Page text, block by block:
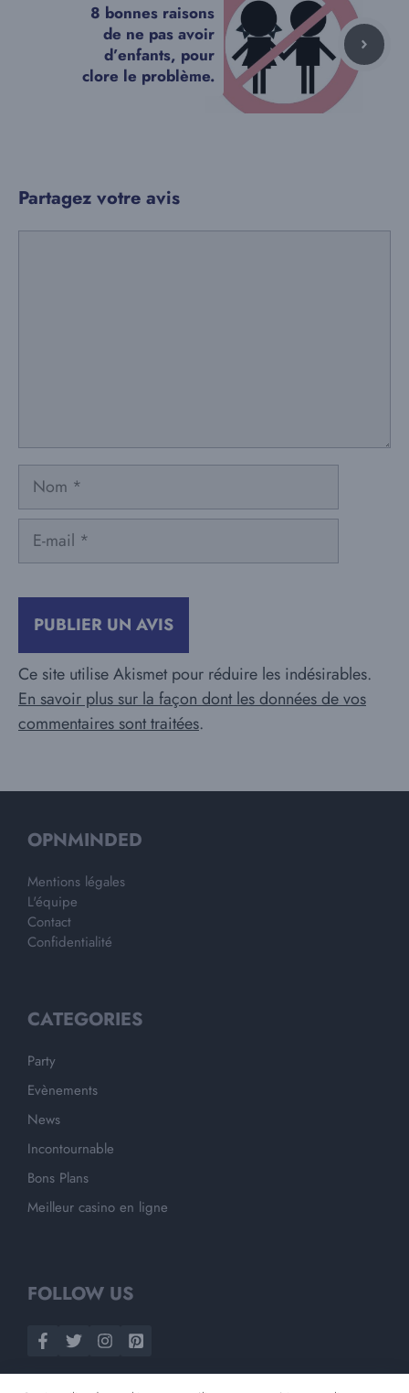
8 bonnes raisons
de ne pas avoir
d’enfants, pour
clore le problème.
Partagez votre avis
Nom
mail
Ce site utilise Akismet pour réduire les indésirables.
En savoir plus sur la façon dont les données de vos
commentaires sont traitées.
OPNMINDED
Mentions légales
L'équipe
Contact
Confidentialité
CATEGORIES
Party
Evènements
News
Incontournable
Bons Plans
Meilleur casino en ligne
FOLLOW US